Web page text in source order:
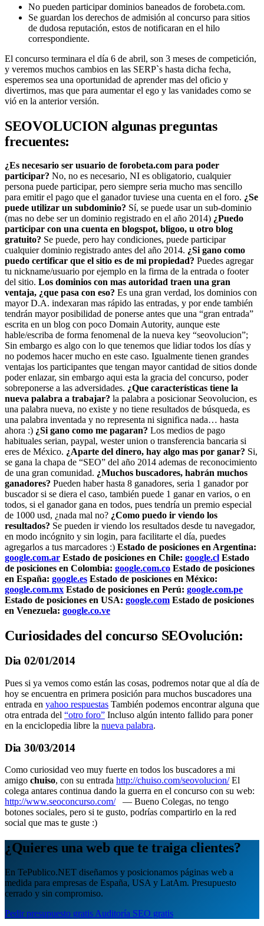
No pueden participar dominios baneados de forobeta.com.
Se guardan los derechos de admisión al concurso para sitios
de dudosa reputación, estos de notificaran en el hilo
correspondiente.
El concurso terminara el día 6 de abril, son 3 meses de competición,
y veremos muchos cambios en las SERP`s hasta dicha fecha,
esperemos sea una oportunidad de aprender mas del oficio y
divertirnos, mas que para aumentar el ego y las vanidades como se
vió en la anterior versión.
SEOVOLUCION algunas preguntas
frecuentes:
¿Es necesario ser usuario de forobeta.com para poder
participar? No, no es necesario, NI es obligatorio, cualquier
persona puede participar, pero siempre seria mucho mas sencillo
para emitir el pago que el ganador tuviese una cuenta en el foro. ¿Se
puede utilizar un subdominio? Sí, se puede usar un sub-dominio
(mas no debe ser un dominio registrado en el año 2014) ¿Puedo
participar con una cuenta en blogspot, bligoo, u otro blog
gratuito? Se puede, pero hay condiciones, puede participar
cualquier dominio registrado antes del año 2014. ¿Si gano como
puedo certificar que el sitio es de mi propiedad? Puedes agregar
tu nickname/usuario por ejemplo en la firma de la entrada o footer
del sitio. Los dominios con mas autoridad traen una gran
ventaja, ¿que pasa con eso? Es una gran verdad, los dominios con
mayor D.A. indexaran mas rápido las entradas, y por ende también
tendrán mayor posibilidad de ponerse antes que una “gran entrada”
escrita en un blog con poco Domain Autority, aunque este
hable/escriba de forma fenomenal de la nueva key “seovolucion”;
Sin embargo es algo con lo que tenemos que lidiar todos los días y
no podemos hacer mucho en este caso. Igualmente tienen grandes
ventajas los participantes que tengan mayor cantidad de sitios donde
poder enlazar, sin embargo aqui esta la gracia del concurso, poder
sobreponerse a las adversidades. ¿Que características tiene la
nueva palabra a trabajar? la palabra a posicionar Seovolucion, es
una palabra nueva, no existe y no tiene resultados de búsqueda, es
una palabra inventada y no representa ni significa nada… hasta
ahora :) ¿Si gano como me pagaran? Los medios de pago
habituales serian, paypal, wester union o transferencia bancaria si
eres de México. ¿Aparte del dinero, hay algo mas por ganar? Si,
se gana la chapa de “SEO” del año 2014 ademas de reconocimiento
de una gran comunidad. ¿Muchos buscadores, habrán muchos
ganadores? Pueden haber hasta 8 ganadores, seria 1 ganador por
buscador si se diera el caso, también puede 1 ganar en varios, o en
todos, si el ganador gana en todos, pues tendría un premio especial
de 1000 usd, ¿nada mal no? ¿Como puedo ir viendo los
resultados? Se pueden ir viendo los resultados desde tu navegador,
en modo incógnito y sin login, para facilitarte el día, puedes
agregarlos a tus marcadores :) Estado de posiciones en Argentina:
google.com.ar Estado de posiciones en Chile: google.cl Estado
de posiciones en Colombia: google.com.co Estado de posiciones
en España: google.es Estado de posiciones en México:
google.com.mx Estado de posiciones en Perú: google.com.pe
Estado de posiciones en USA: google.com Estado de posiciones
en Venezuela: google.co.ve
Curiosidades del concurso SEOvolución:
Dia 02/01/2014
Pues si ya vemos como están las cosas, podremos notar que al día de
hoy se encuentra en primera posición para muchos buscadores una
entrada en yahoo respuestas También podemos encontrar alguna que
otra entrada del “otro foro” Incluso algún intento fallido para poner
en la enciclopedia libre la nueva palabra.
Dia 30/03/2014
Como curiosidad veo muy fuerte en todos los buscadores a mi
amigo chuiso, con su entrada http://chuiso.com/seovolucion/El
colega antares continua dando la guerra en el concurso con su web:
http://www.seoconcurso.com/— Bueno Colegas, no tengo
botones sociales, pero si te gusto, podrías compartirlo en la red
social que mas te guste :)
¿Quieres una web que te traiga clientes?
En TePublico.NET diseñamos y posicionamos páginas web a
medida para empresas de España, USA y LatAm. Presupuesto
cerrado y sin compromiso.
Pedir presupuesto gratis Auditoría SEO gratis